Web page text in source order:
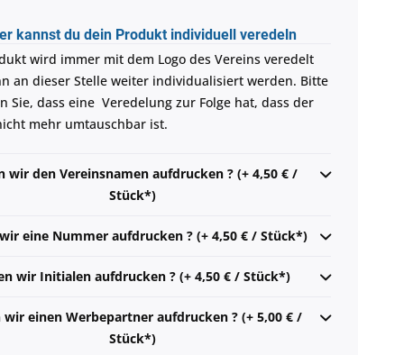
kannst du dein Produkt individuell veredeln
wird immer mit dem Logo des Vereins veredelt
an dieser Stelle weiter individualisiert werden. Bitte
Sie, dass eine Veredelung zur Folge hat, dass der
mehr umtauschbar ist.
wir den Vereinsnamen aufdrucken ? (+ 4,50 € /
Stück*)
eine Nummer aufdrucken ? (+ 4,50 € / Stück*)
wir Initialen aufdrucken ? (+ 4,50 € / Stück*)
wir einen Werbepartner aufdrucken ? (+ 5,00 € /
Stück*)